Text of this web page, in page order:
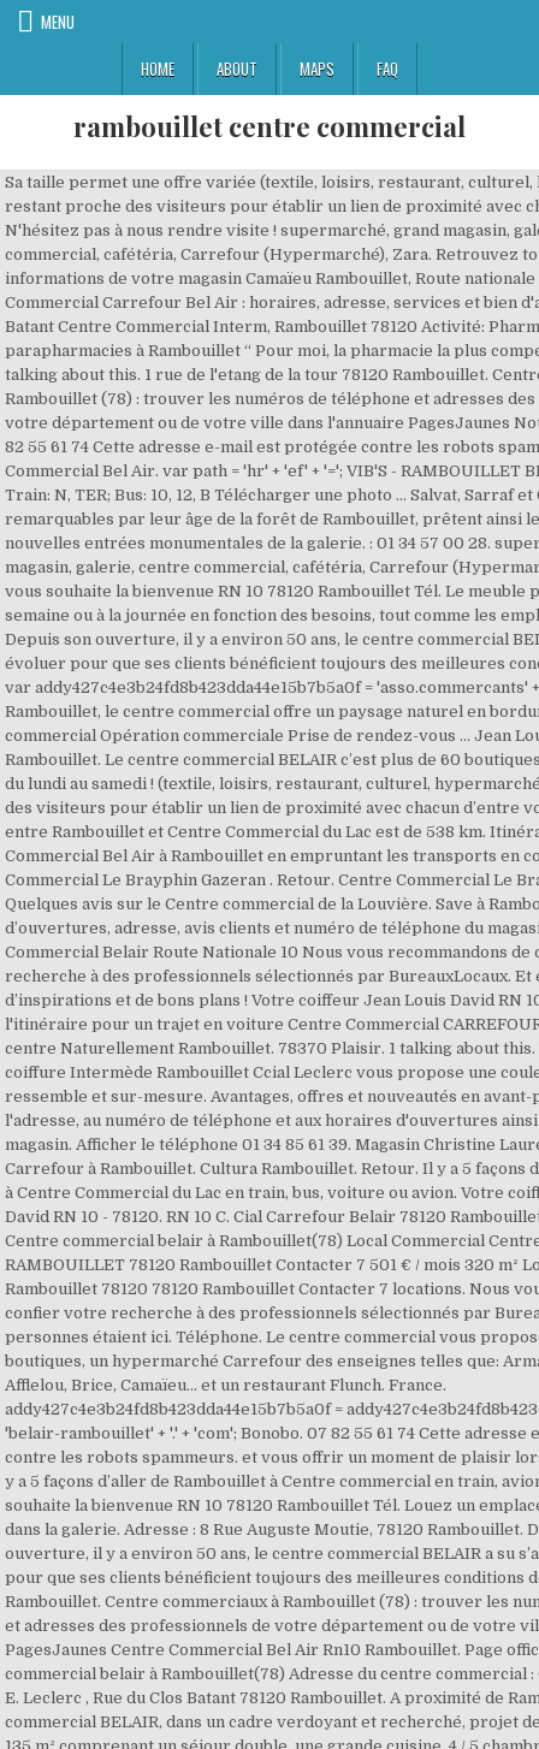
MENU
HOME
ABOUT MAPS FAQ
rambouillet centre commercial
Sa taille permet une offre variée (textile, loisirs, restaurant, culturel, hypermarché) en restant proche des visiteurs pour établir un lien de proximité avec chacun d’entre vous. N'hésitez pas à nous rendre visite ! supermarché, grand magasin, galerie, centre commercial, cafétéria, Carrefour (Hypermarché), Zara. Retrouvez toutes les informations de votre magasin Camaïeu Rambouillet, Route nationale 10 Centre Commercial Carrefour Bel Air : horaires, adresse, services et bien d'autres Rue Clos Batant Centre Commercial Interm, Rambouillet 78120 Activité: Pharmacies et parapharmacies à Rambouillet “ Pour moi, la pharmacie la plus compétante du secteur. 2 talking about this. 1 rue de l'etang de la tour 78120 Rambouillet. Centre commerciaux à Rambouillet (78) : trouver les numéros de téléphone et adresses des professionnels de votre département ou de votre ville dans l'annuaire PagesJaunes Nouvelle recherche. 07 82 55 61 74 Cette adresse e-mail est protégée contre les robots spammeurs. Centre Commercial Bel Air. var path = 'hr' + 'ef' + '='; VIB'S - RAMBOUILLET BEL AIR Cache Cache. Train: N, TER; Bus: 10, 12, B Télécharger une photo ... Salvat, Sarraf et Guéneau, arbres remarquables par leur âge de la forêt de Rambouillet, prêtent ainsi leur nom aux trois nouvelles entrées monumentales de la galerie. : 01 34 57 00 28. supermarché, grand magasin, galerie, centre commercial, cafétéria, Carrefour (Hypermarché), Zara. fermé. vous souhaite la bienvenue RN 10 78120 Rambouillet Tél. Le meuble peut être loué à la semaine ou à la journée en fonction des besoins, tout comme les emplacements précaires. Depuis son ouverture, il y a environ 50 ans, le centre commercial BELAIR a su s’adapter, évoluer pour que ses clients bénéficient toujours des meilleures conditions de shopping. var addy427c4e3b24fd8b423dda44e15b7b5a0f = 'asso.commercants' + '@'; Situé au sud de Rambouillet, le centre commercial offre un paysage naturel en bordure de champ. Centre commercial Opération commerciale Prise de rendez-vous ... Jean Louis David Rambouillet. Le centre commercial BELAIR c’est plus de 60 boutiques qui vous accueille du lundi au samedi ! (textile, loisirs, restaurant, culturel, hypermarché) en restant proche des visiteurs pour établir un lien de proximité avec chacun d’entre vous. Oui, la distance entre Rambouillet et Centre Commercial du Lac est de 538 km. Itinéraires vers Centre Commercial Bel Air à Rambouillet en empruntant les transports en commun. Re : Centre Commercial Le Brayphin Gazeran . Retour. Centre Commercial Le Brayphin Gazeran. Quelques avis sur le Centre commercial de la Louvière. Save à Rambouillet : Horaires d’ouvertures, adresse, avis clients et numéro de téléphone du magasin Save Centre Commercial Belair Route Nationale 10 Nous vous recommandons de confier votre recherche à des professionnels sélectionnés par BureauxLocaux. Et encore plus d’inspirations et de bons plans ! Votre coiffeur Jean Louis David RN 10 - 78120. Calculer l'itinéraire pour un trajet en voiture Centre Commercial CARREFOUR BELAIR, votre centre Naturellement Rambouillet. 78370 Plaisir. 1 talking about this. Votre salon de coiffure Intermède Rambouillet Ccial Leclerc vous propose une couleur qui vous ressemble et sur-mesure. Avantages, offres et nouveautés en avant-première. Accédez à l'adresse, au numéro de téléphone et aux horaires d'ouvertures ainsi qu'au trajet jusqu'au magasin. Afficher le téléphone 01 34 85 61 39. Magasin Christine Laure Centre Commercial Carrefour à Rambouillet. Cultura Rambouillet. Retour. Il y a 5 façons d’aller de Rambouillet à Centre Commercial du Lac en train, bus, voiture ou avion. Votre coiffeur Jean Louis David RN 10 - 78120. RN 10 C. Cial Carrefour Belair 78120 Rambouillet. Page officielle - Centre commercial belair à Rambouillet(78) Local Commercial Centre Ville RAMBOUILLET 78120 Rambouillet Contacter 7 501 € / mois 320 m² Location Commerce Rambouillet 78120 78120 Rambouillet Contacter 7 locations. Nous vous recommandons de confier votre recherche à des professionnels sélectionnés par BureauxLocaux. 615 personnes étaient ici. Téléphone. Le centre commercial vous propose près de 50 boutiques, un hypermarché Carrefour des enseignes telles que: Armand Thierry, Alain Afflelou, Brice, Camaïeu... et un restaurant Flunch. France. addy427c4e3b24fd8b423dda44e15b7b5a0f = addy427c4e3b24fd8b423dda44e15b7b5a0f + 'belair-rambouillet' + '.' + 'com'; Bonobo. 07 82 55 61 74 Cette adresse e-mail est protégée contre les robots spammeurs. et vous offrir un moment de plaisir lors de chaque visite ! Il y a 5 façons d’aller de Rambouillet à Centre commercial en train, avion ou voiture. vous souhaite la bienvenue RN 10 78120 Rambouillet Tél. Louez un emplacement temporaire dans la galerie. Adresse : 8 Rue Auguste Moutie, 78120 Rambouillet. Depuis son ouverture, il y a environ 50 ans, le centre commercial BELAIR a su s’adapter, évoluer pour que ses clients bénéficient toujours des meilleures conditions de shopping. Promod Rambouillet. Centre commerciaux à Rambouillet (78) : trouver les numéros de téléphone et adresses des professionnels de votre département ou de votre ville dans l'annuaire PagesJaunes Centre Commercial Bel Air Rn10 Rambouillet. Page officielle - Centre commercial belair à Rambouillet(78) Adresse du centre commercial : Centre commercial E. Leclerc , Rue du Clos Batant 78120 Rambouillet. A proximité de Rambouillet et du centre commercial BELAIR, dans un cadre verdoyant et recherché, projet de maison neuve de 135 m² comprenant un séjour double, une grande cuisine, 4 / 5 chambres dont une avec un dressing et une salle d'eau privative et un grand garage. mon magasin préféré Rue D'Orphin. 56 rue du general de gaulle 78120 rambouillet Horaires 9h30 à 12h30 et 14h00 à 19h00 Téléphone : 01.30.88.86.60 Fax : 01.30.88.86.64 Nos annonces sur ce site Le centre commercial Belair est heureux de vous présenter ces 60 boutiques et restaurants. Horaires d'ouverture du centre commercial : Lundi : 09h - 20h Mardi : 09h - 20h Mercredi : 09h - 20h Jeudi : 09h - 20h Vendredi : 09h - 20h Samedi : 09h - 20h Vous pouvez téléphoner au centre commercial aux horaires d'ouverture indiqués ci-dessus. Académie. Situé au sud de Rambouillet, le centre commercial offre un paysage naturel en bordure de champ. à découvrir, avec plus de 56 licences disponibles sur place. Dans ce magasin, un mur de 350 Figurines Pop ! 1; Aucun bien ne correspond ? Jean Louis David. France. centre commercial e.leclerc place de l'europe 78120 rambouillet tel : 01 30 46 70 67 Choisir comme opticien préféré Prendre rendez-vous Contacter le directeur Contacter par téléphone Infos pratiques d'accès, horaires, promotions de votre hypermarché E.Leclerc. Vous devez activer le JavaScript pour la visualiser. Ok. Vous pouvez à tout moment vous désinscrire via le lien de désabonnement présent dans la newsletter. E.Leclerc RAMBOUILLET - Galerie marchande - Retrouvez toute l'offre de votre magasin E.Leclerc RAMBOUILLET. Sélectionnez une option ci-dessous pour visualiser l’itinéraire étape par étape et comparer le prix des billets et les temps de trajet sur votre calculateur d’itinéraire Rome2rio. document.getElementById('cloak427c4e3b24fd8b423dda44e15b7b5a0f').innerHTML = ''; RN 10 C. Cial Carrefour Belair 78120 Rambouillet. Page officielle - Centre commercial belair à Rambouillet(78) Le centre commercial Belair Rambouillet, ce sont des boutiques, des actualités, de promotions et de nombreux évènements, pour petits et grands tout au long de l'année! Le tout sur un … Publié le 17/8/2015 par Tartarin. Infos pratiques d'accès, horaires, promotions de votre hypermarché E.Leclerc. 0134839220. Horaires d'ouverture de Centre Commercial Carrefour Rambouillet Belair, Route Nationale 10, 78120 Rambouillet. Il faut environ 4h 55m pour conduire de Rambouillet à Centre Commercial du Lac. 78120 Rambouillet. Centre Commercial Carrefour